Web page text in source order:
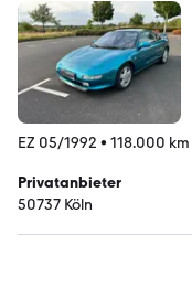
EZ 05/1992 • 118.000 km
Privatanbieter
50737 Köln